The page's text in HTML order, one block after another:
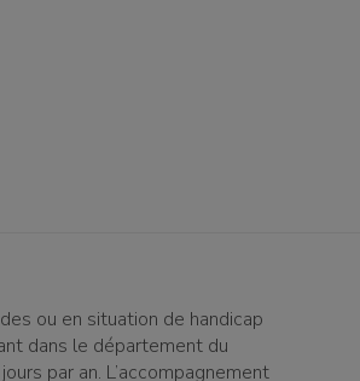
ou en situation de handicap
dans le département du
par an. L’accompagnement